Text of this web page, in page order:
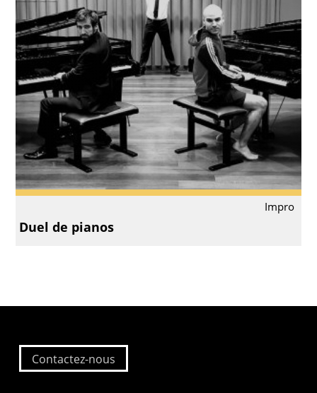
Impro
Duel de pianos
Contactez-nous